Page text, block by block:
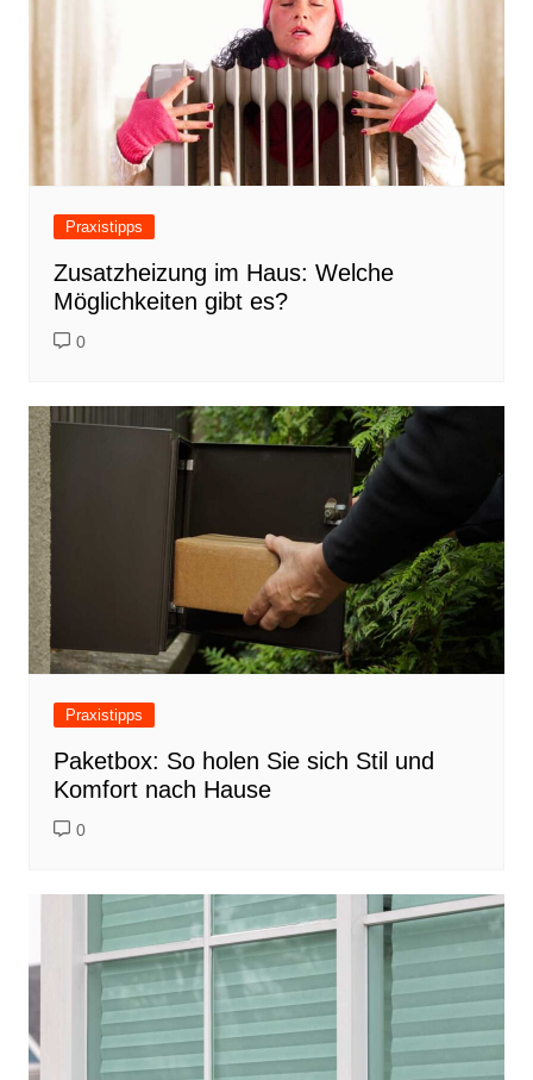
Praxistipps
Zusatzheizung im Haus: Welche
Möglichkeiten gibt es?
0
Praxistipps
Paketbox: So holen Sie sich Stil und
Komfort nach Hause
0